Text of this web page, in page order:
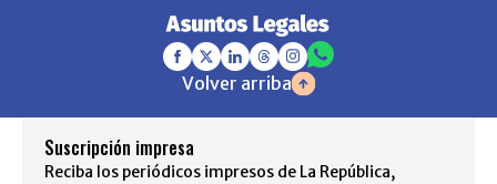
Volver arriba
Suscripción impresa
Reciba los periódicos impresos de La República,